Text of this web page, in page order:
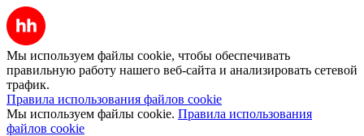
Мы используем файлы cookie, чтобы обеспечивать
правильную работу нашего веб-сайта и анализировать сетевой
трафик.
Правила использования файлов cookie
Мы используем файлы cookie. Правила использования
файлов cookie